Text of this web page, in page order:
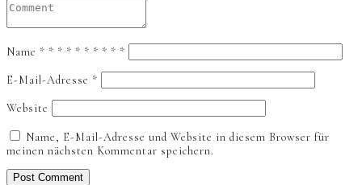
Name * * * * * * * * * *
E-Mail-Adresse *
Website
Name, E-Mail-Adresse und Website in diesem Browser für
meinen nächsten Kommentar speichern.
Post Comment